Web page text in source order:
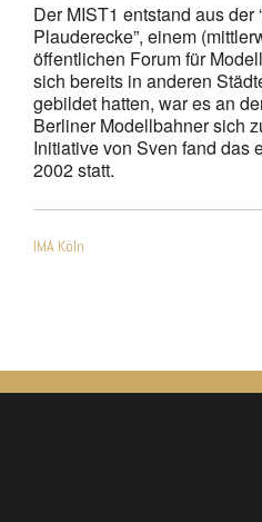
Der MIST1 entstand aus der
Plauderecke”, einem
öffentlichen Forum für
sich bereits in anderen
gebildet hatten, war es an
Berliner Modellbahner sich
Initiative von Sven fand das
2002 statt.
IMA Köln